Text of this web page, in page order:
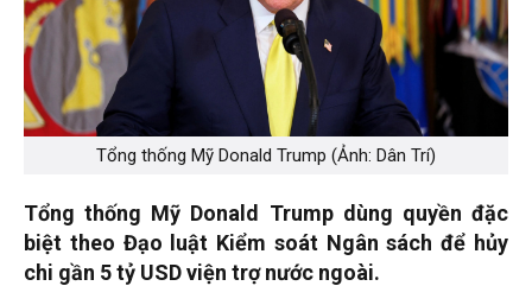
Tổng thống Mỹ Donald Trump (Ảnh: Dân Trí)
Tổng thống Mỹ Donald Trump dùng quyền đặc
biệt theo Đạo luật Kiểm soát Ngân sách để hủy
chi gần 5 tỷ USD viện trợ nước ngoài.